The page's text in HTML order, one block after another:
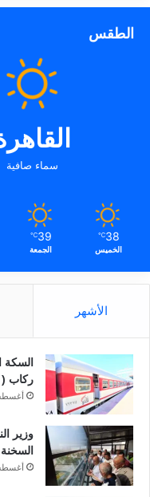
الطقس
سماء صافية
38
℃
الخميس
39
℃
الجمعة
الأشهر
ركاب (
أغسطس 6,
وزير
السخنة
أغسطس 6,